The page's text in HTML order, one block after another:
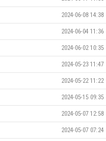
2024-06-08 14:38
2024-06-04 11:36
2024-06-02 10:35
2024-05-23 11:47
2024-05-22 11:22
2024-05-15 09:35
2024-05-07 12:58
2024-05-07 07:24